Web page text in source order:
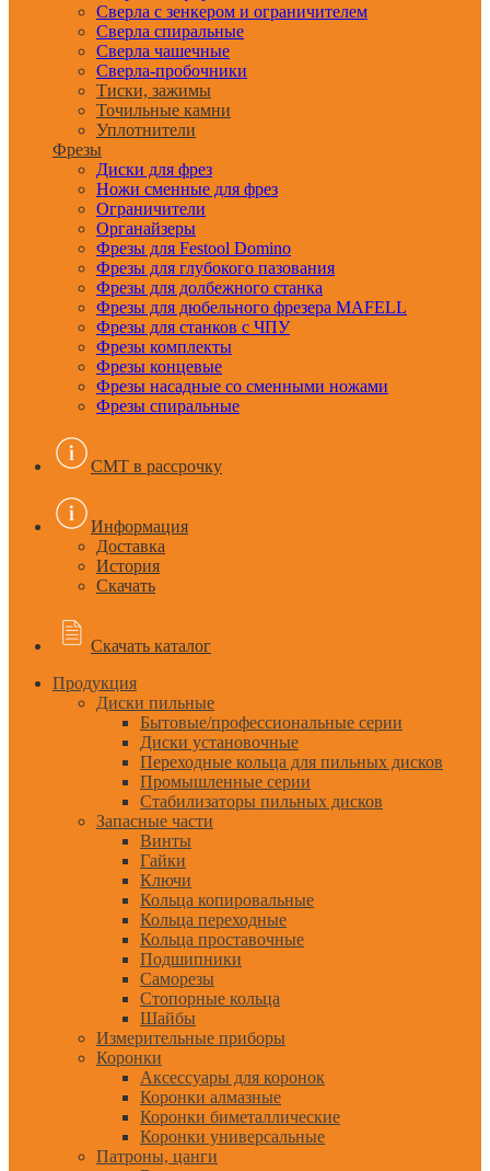
Сверла с зенкером и ограничителем
Сверла спиральные
Сверла чашечные
Сверла-пробочники
Тиски, зажимы
Точильные камни
Уплотнители
Фрезы
Диски для фрез
Ножи сменные для фрез
Ограничители
Органайзеры
Фрезы для Festool Domino
Фрезы для глубокого пазования
Фрезы для долбежного станка
Фрезы для дюбельного фрезера MAFELL
Фрезы для станков с ЧПУ
Фрезы комплекты
Фрезы концевые
Фрезы насадные со сменными ножами
Фрезы спиральные
CMT в рассрочку
Информация
Доставка
История
Скачать
Скачать каталог
Продукция
Диски пильные
Бытовые/профессиональные серии
Диски установочные
Переходные кольца для пильных дисков
Промышленные серии
Стабилизаторы пильных дисков
Запасные части
Винты
Гайки
Ключи
Кольца копировальные
Кольца переходные
Кольца проставочные
Подшипники
Саморезы
Стопорные кольца
Шайбы
Измерительные приборы
Коронки
Аксессуары для коронок
Коронки алмазные
Коронки биметаллические
Коронки универсальные
Патроны, цанги